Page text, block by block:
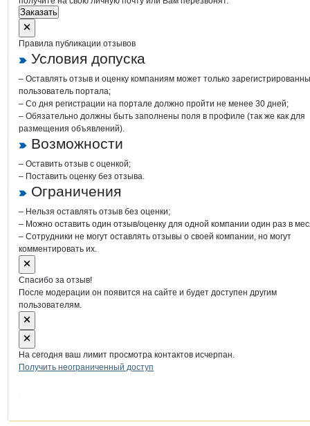
Заказать
Правила публикации отзывов
Условия допуска
– Оставлять отзыв и оценку компаниям может только
пользователь портала;
– Со дня регистрации на портале должно пройти не менее 30 дней;
– Обязательно должны быть заполнены поля в профиле (так же как для
размещения объявлений).
Возможности
– Оставить отзыв с оценкой;
– Поставить оценку без отзыва.
Ограничения
– Нельзя оставлять отзыв без оценки;
– Можно оставить один отзыв/оценку для одной компании один раз в
– Сотрудники не могут оставлять отзывы о своей компании, но могут
комментировать их.
Спасибо за отзыв!
После модерации он появится на сайте и будет доступен другим
пользователям.
На сегодня ваш лимит просмотра контактов исчерпан.
Получить неограниченный доступ